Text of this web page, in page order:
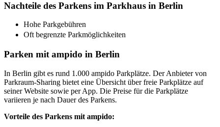
Nachteile des Parkens im Parkhaus in Berlin
Hohe Parkgebühren
Oft begrenzte Parkmöglichkeiten
Parken mit ampido in Berlin
In Berlin gibt es rund 1.000 ampido Parkplätze. Der Anbieter von
Parkraum-Sharing bietet eine Übersicht über freie Parkplätze auf
seiner Website sowie per App. Die Preise für die Parkplätze
variieren je nach Dauer des Parkens.
Vorteile des Parkens mit ampido: